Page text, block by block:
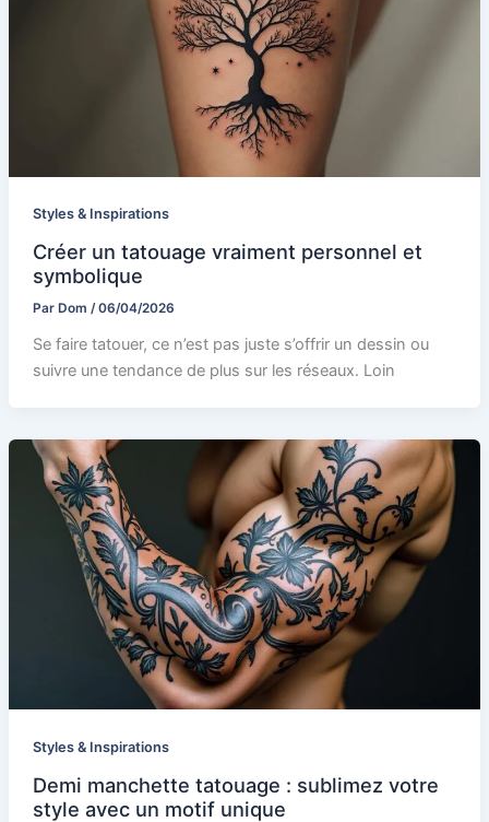
Styles & Inspirations
Créer un tatouage vraiment personnel et
symbolique
Par Dom /06/04/2026
Se faire tatouer, ce n’est pas juste s’offrir un dessin ou
suivre une tendance de plus sur les réseaux. Loin
Styles & Inspirations
Demi manchette tatouage : sublimez votre
style avec un motif unique